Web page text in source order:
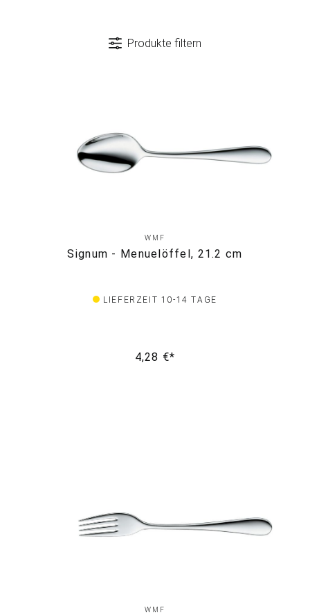
Produkte filtern
WMF
Signum - Menuelöffel, 21.2 cm
LIEFERZEIT 10-14 TAGE
4,28 €*
WMF